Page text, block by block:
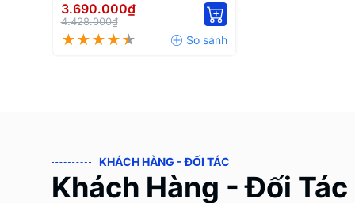
Nhà
3.690.000₫
4.428.000₫
KHÁCH HÀNG - ĐỐI TÁC
Khách Hàng - Đối Tác